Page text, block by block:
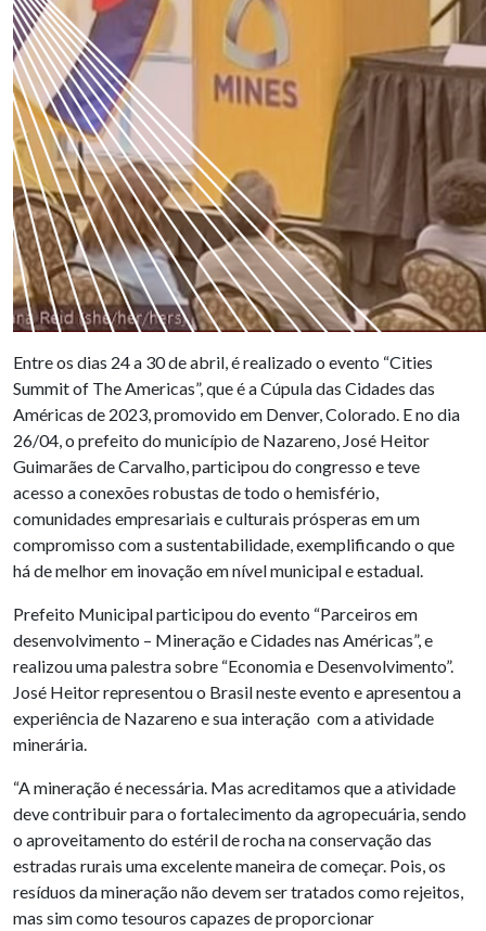
Entre os dias 24 a 30 de abril, é realizado o evento “Cities
Summit of The Americas”, que é a Cúpula das Cidades das
Américas de 2023, promovido em Denver, Colorado. E no dia
26/04, o prefeito do município de Nazareno, José Heitor
Guimarães de Carvalho, participou do congresso e teve
acesso a conexões robustas de todo o hemisfério,
comunidades empresariais e culturais prósperas em um
compromisso com a sustentabilidade, exemplificando o que
há de melhor em inovação em nível municipal e estadual.
Prefeito Municipal participou do evento “Parceiros em
desenvolvimento – Mineração e Cidades nas Américas”, e
realizou uma palestra sobre “Economia e Desenvolvimento”.
José Heitor representou o Brasil neste evento e apresentou a
experiência de Nazareno e sua interação com a atividade
minerária.
“A mineração é necessária. Mas acreditamos que a atividade
deve contribuir para o fortalecimento da agropecuária, sendo
o aproveitamento do estéril de rocha na conservação das
estradas rurais uma excelente maneira de começar. Pois, os
resíduos da mineração não devem ser tratados como rejeitos,
mas sim como tesouros capazes de proporcionar